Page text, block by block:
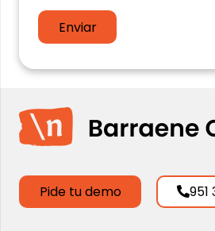
Enviar
Pide tu demo 951